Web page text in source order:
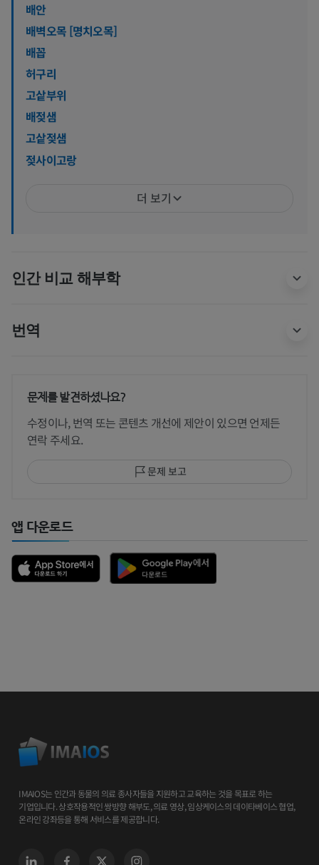
배안
배벽오목 [명치오목]
배꼽
허구리
고샅부위
배젖샘
고샅젖샘
젖사이고랑
더 보기
인간 비교 해부학
번역
문제를 발견하셨나요?
수정이나, 번역 또는 콘텐츠 개선에 제안이 있으면 언제든
연락 주세요.
문제 보고
앱 다운로드
IMAIOS는 인간과 동물의 의료 종사자들을 지원하고 교육하는 것을 목표로 하는
기업입니다. 상호작용적인 쌍방향 해부도, 의료 영상, 임상케이스의 데이타베이스 협업,
온라인 강좌등을 통해 서비스를 제공합니다.